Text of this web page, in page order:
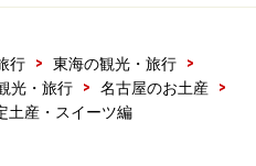
行 > 東海の観光・旅行
>
光・旅行 > 名古屋のお土産
>
土産・スイーツ編